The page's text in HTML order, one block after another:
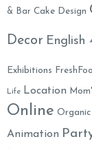
& Bar Cake Design
Decor English
Exhibitions
Life Location
Online
Animation